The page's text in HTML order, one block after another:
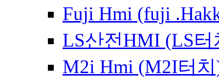
Fuji Hmi (fuji
LS산전HMI (LS
M2i Hmi (M2I터